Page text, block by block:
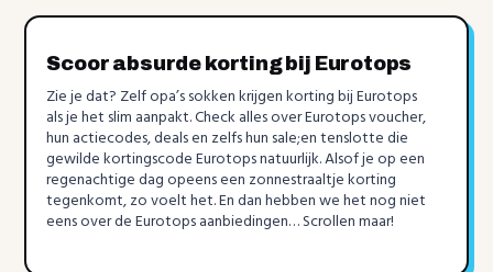
Scoor absurde korting bij Eurotops
Zie je dat? Zelf opa’s sokken krijgen korting bij Eurotops
als je het slim aanpakt. Check alles over Eurotops voucher,
hun actiecodes, deals en zelfs hun sale;en tenslotte die
gewilde kortingscode Eurotops natuurlijk. Alsof je op een
regenachtige dag opeens een zonnestraaltje korting
tegenkomt, zo voelt het. En dan hebben we het nog niet
eens over de Eurotops aanbiedingen… Scrollen maar!